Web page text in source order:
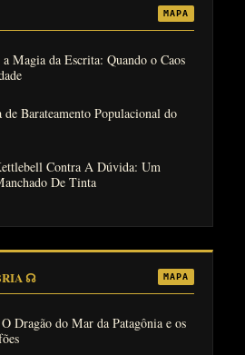
MAPA
Magia da Escrita: Quando o Caos
de Barateamento Populacional do
Contra A Dúvida: Um
De Tinta
☊ MAPA
Dragão do Mar da Patagônia e os